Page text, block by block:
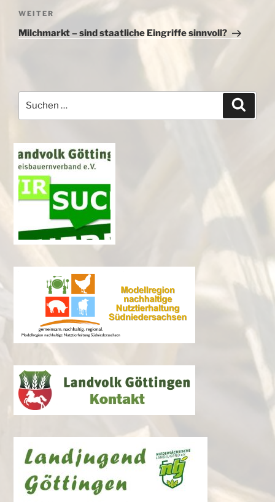
Nächster
Beitrag
WEITER
Milchmarkt – sind staatliche Eingriffe sinnvoll?
nach: